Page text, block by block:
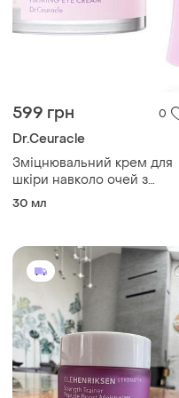
599 грн 0
Dr.Ceuracle
Зміцнювальний крем для
шкіри навколо очей з
ресвератролом dr.ceuracle
30 мл